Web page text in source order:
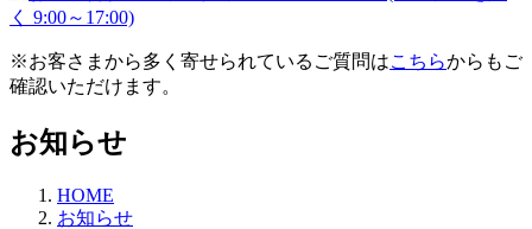
※お客さまから多く寄せられているご質問はこちらからもご
確認いただけます。
お知らせ
HOME
お知らせ